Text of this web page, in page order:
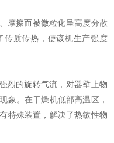
擦而被微粒化呈高度分散
传质传热，使该机生产强度
的旋转气流，对器壁上物
象。在干燥机低部高温区，
特殊装置，解决了热敏性物